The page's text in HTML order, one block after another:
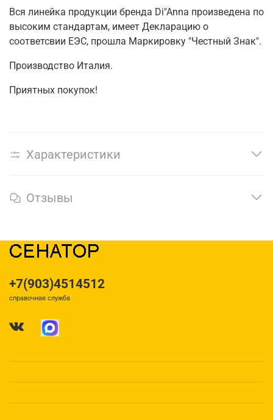
Вся линейка продукции бренда Di"Anna произведена по
высоким стандартам, имеет Декларацию о
соответсвии ЕЭС, прошла Маркировку "Честный Знак".
Производство Италия.
Приятных покупок!
Характеристики
Отзывы
+7(903)4514512
справочная служба